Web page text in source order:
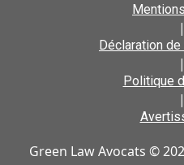
|
Déclaration
|
Politique
|
Green Law Avocats ©